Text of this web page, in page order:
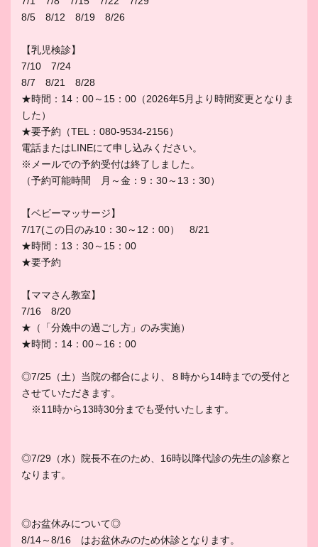
8/5 8/12 8/19 8/26
【乳児検診】
7/10 7/24
8/7 8/21 8/28
★時間：14：00～15：00（2026年5月より時間変更となりま
した）
★要予約（TEL：080-9534-2156）
電話またはLINEにて申し込みください。
※メールでの予約受付は終了しました。
（予約可能時間 月～金：9：30～13：30）
【ベビーマッサージ】
7/17(この日のみ10：30～12：00） 8/21
★時間：13：30～15：00
★要予約
【ママさん教室】
7/16 8/20
★（
「分娩中の過ごし方」のみ実施）
★時間：14：00～16：00
◎7/25（土）当院の都合により、８時から14時までの受付と
させていただきます。
※11時から13時30分までも受付いたします。
◎7/29（水）院長不在のため、16時以降代診の先生の診察と
なります。
◎お盆休みについて◎
8/14～8/16 はお盆休みのため休診となります。